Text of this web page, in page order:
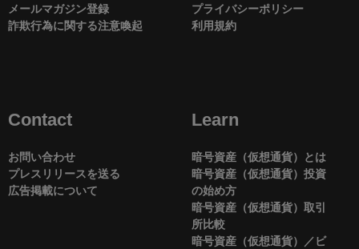
メールマガジン登録
詐欺行為に関する注意喚起
プライバシーポリシー
利用規約
Contact
お問い合わせ
プレスリリースを送る
広告掲載について
Learn
暗号資産（仮想通貨）とは
暗号資産（仮想通貨）投資
の始め方
暗号資産（仮想通貨）取引
所比較
暗号資産（仮想通貨）／ビ